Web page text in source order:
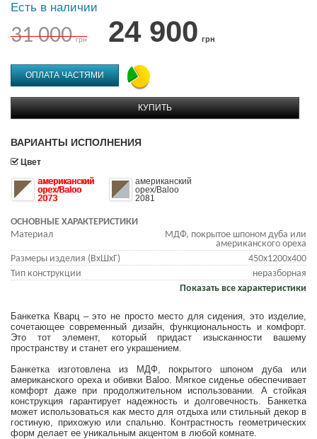
Есть в наличии
31 000 грн 24 900 грн
ОПЛАТА ЧАСТЯМИ
КУПИТЬ
ВАРИАНТЫ ИСПОЛНЕНИЯ
Цвет
американский
орех/Baloo
2073
американский
орех/Baloo
2081
ОСНОВНЫЕ ХАРАКТЕРИСТИКИ
Материал
МДФ, покрытое шпоном дуба или
американского ореха
Размеры изделия (ВхШхГ)
450х1200х400
Тип конструкции
неразборная
Показать все характеристики
Банкетка Кварц – это не просто место для сидения, это изделие,
сочетающее современный дизайн, функциональность и комфорт.
Это тот элемент, который придаст изысканности вашему
пространству и станет его украшением.
Банкетка изготовлена ​​из МДФ, покрытого шпоном дуба или
американского ореха и обивки Baloo. Мягкое сиденье обеспечивает
комфорт даже при продолжительном использовании. А стойкая
конструкция гарантирует надежность и долговечность. Банкетка
может использоваться как место для отдыха или стильный декор в
гостиную, прихожую или спальню. Контрастность геометрических
форм делает ее уникальным акцентом в любой комнате.